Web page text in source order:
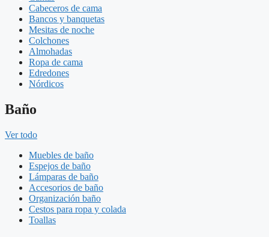
Cabeceros de cama
Bancos y banquetas
Mesitas de noche
Colchones
Almohadas
Ropa de cama
Edredones
Nórdicos
Baño
Ver todo
Muebles de baño
Espejos de baño
Lámparas de baño
Accesorios de baño
Organización baño
Cestos para ropa y colada
Toallas